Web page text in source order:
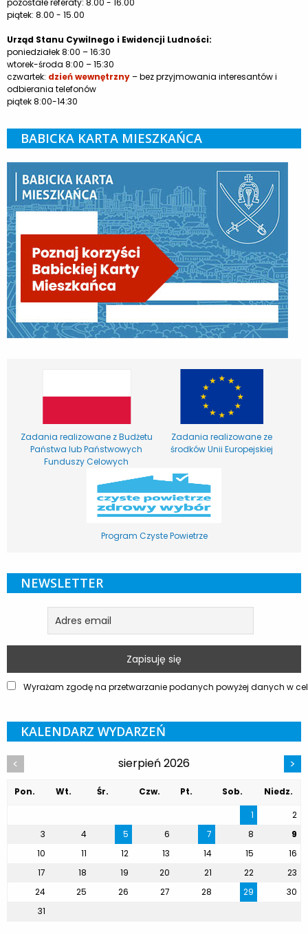
pozostałe referaty: 8.00 - 16.00
piątek: 8.00 - 15.00
Urząd Stanu Cywilnego i Ewidencji Ludności:
poniedziałek 8:00 – 16:30
wtorek-środa 8:00 – 15:30
czwartek: dzień wewnętrzny– bez przyjmowania interesantów i
odbierania telefonów
piątek 8:00-14:30
BABICKA KARTA MIESZKAŃCA
Zadania realizowane z Budżetu
Państwa lub Państwowych
Funduszy Celowych
Zadania realizowane ze
środków Unii Europejskiej
Program Czyste Powietrze
NEWSLETTER
Wyrażam zgodę na przetwarzanie podanych powyżej danych w
KALENDARZ WYDARZEŃ
< sierpień 2026 >
Pon. Wt. Śr. Czw. Pt. Sob.
Niedz.
1
2
3
4 5 6 7 8
9
10
11 12 13 14 15
16
17
18 19 20 21 22
23
24
25 26 27 28 29
30
31